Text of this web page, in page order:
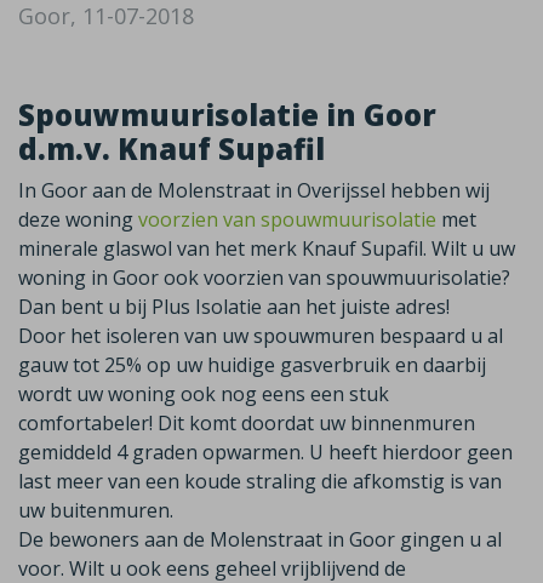
Goor, 11-07-2018
Spouwmuurisolatie in Goor
d.m.v. Knauf Supafil
In Goor aan de Molenstraat in Overijssel hebben wij
deze woningvoorzien van spouwmuurisolatie met
minerale glaswol van het merk Knauf Supafil. Wilt u uw
woning in Goor ook voorzien van spouwmuurisolatie?
Dan bent u bij Plus Isolatie aan het juiste adres!
Door het isoleren van uw spouwmuren bespaard u al
gauw tot 25% op uw huidige gasverbruik en daarbij
wordt uw woning ook nog eens een stuk
comfortabeler! Dit komt doordat uw binnenmuren
gemiddeld 4 graden opwarmen. U heeft hierdoor geen
last meer van een koude straling die afkomstig is van
uw buitenmuren.
De bewoners aan de Molenstraat in Goor gingen u al
voor. Wilt u ook eens geheel vrijblijvend de